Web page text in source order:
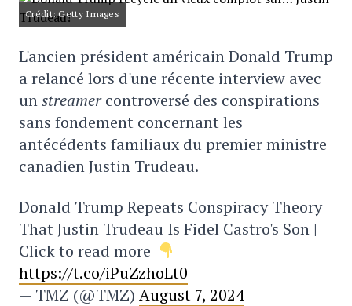
Crédit: Getty Images
L'ancien président américain Donald Trump
a relancé lors d'une récente interview avec
unstreamercontroversé des conspirations
sans fondement concernant les
antécédents familiaux du premier ministre
canadien Justin Trudeau.
Donald Trump Repeats Conspiracy Theory
That Justin Trudeau Is Fidel Castro's Son |
Click to read more
https://t.co/iPuZzhoLt0
— TMZ (@TMZ) August 7, 2024